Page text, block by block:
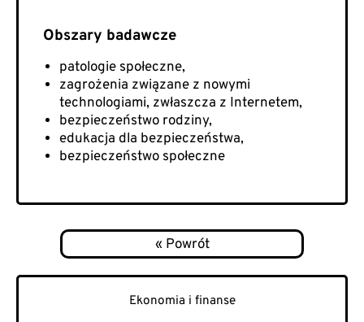
patologie społeczne,
zagrożenia związane z nowymi
technologiami, zwłaszcza z Internetem,
bezpieczeństwo rodziny,
edukacja dla bezpieczeństwa,
bezpieczeństwo społeczne
Ekonomia i finanse